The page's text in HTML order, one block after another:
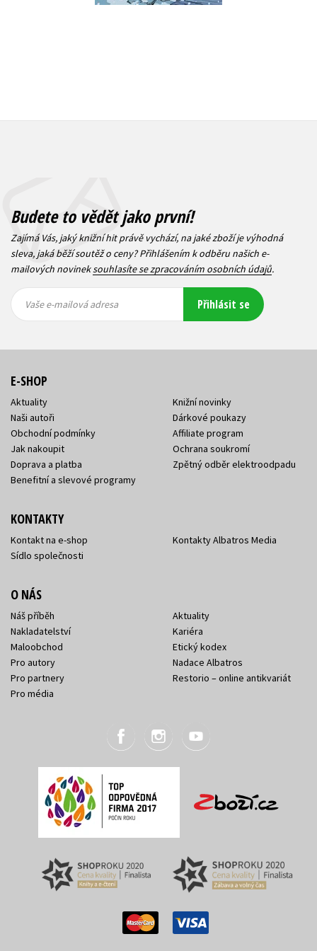
Budete to vědět jako první!
Zajímá Vás, jaký knižní hit právě vychází, na jaké zboží je výhodná
sleva, jaká běží soutěž o ceny? Přihlášením k odběru našich e-
mailových novineksouhlasíte se zpracováním osobních údajů.
mailová
mailová
Vaše e-mailová adresa Přihlásit se
E-SHOP
Aktuality
Naši autoři
Obchodní podmínky
Jak nakoupit
Doprava a platba
Benefitní a slevové programy
Knižní novinky
Dárkové poukazy
Affiliate program
Ochrana soukromí
Zpětný odběr elektroodpadu
KONTAKTY
Kontakt na e-shop
Sídlo společnosti
Kontakty Albatros Media
O NÁS
Náš příběh
Nakladatelství
Maloobchod
Pro autory
Pro partnery
Pro média
Aktuality
Kariéra
Etický kodex
Nadace Albatros
Restorio – online antikvariát